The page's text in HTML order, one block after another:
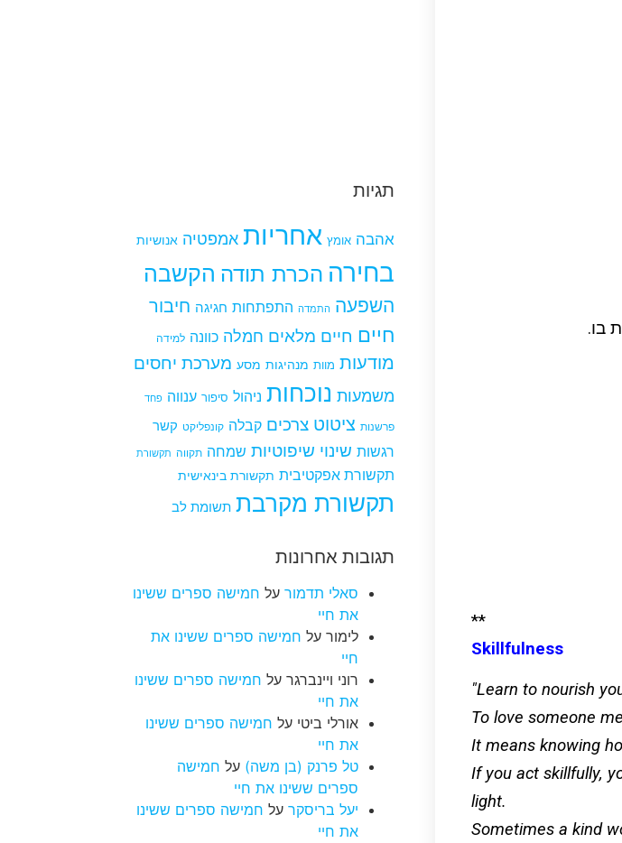
בו.
**
Skillfulness
"Learn to nourish
To love someone
It means knowing
If you act skillfully,
light.
Sometimes a kind
תגיות
אהבה אומץ אחריות אמפטיה אנושיות
בחירה הכרת תודה הקשבה
השפעה התמדה התפתחות חגיגה חיבור
חיים חיים מלאים חמלה כוונה למידה
מודעות מוות מנהיגות מסע מערכת יחסים
משמעות נוכחות ניהול סיפור ענווה פחד
פרשנות ציטוט צרכים קבלה קונפליקט קשר
רגשות שינוי שיפוטיות שמחה תקווה תקשורת
תקשורת אפקטיבית תקשורת בינאישית
תקשורת מקרבת תשומת לב
תגובות אחרונות
סאלי תדמורעל חמישה ספרים ששינו
את חיי
לימורעל חמישה ספרים ששינו את
חיי
רוני ויינברגרעל חמישה ספרים ששינו
את חיי
אורלי ביטי על חמישה ספרים ששינו
את חיי
טל פרנק (בן משה) על חמישה
ספרים ששינו את חיי
יעל בריסקרעל חמישה ספרים ששינו
את חיי